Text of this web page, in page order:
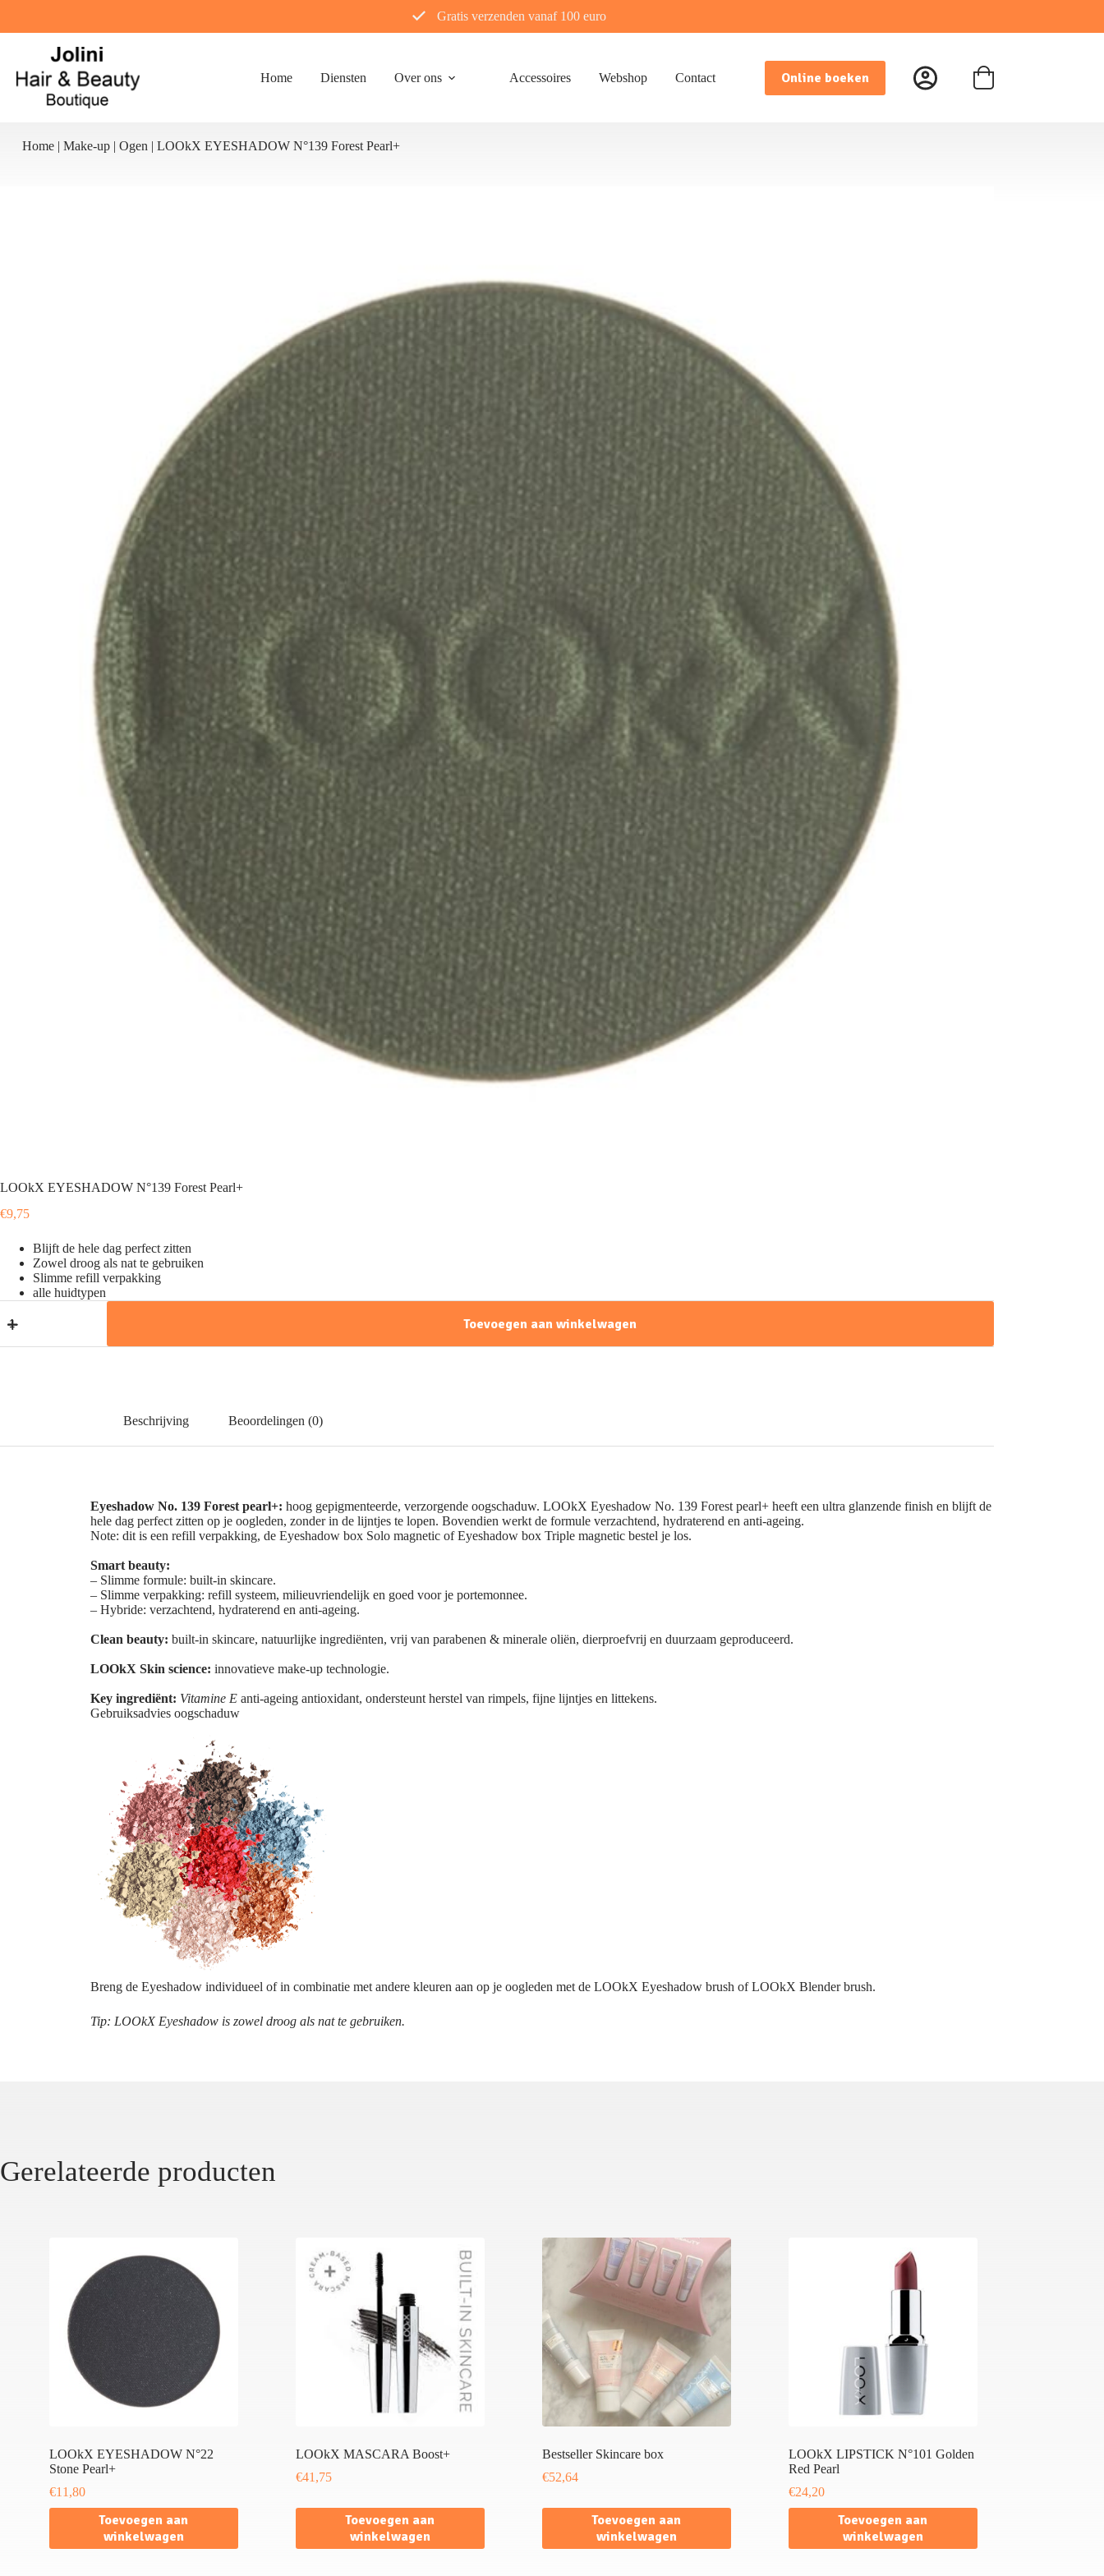
de
Gratis verzenden vanaf 100 euro
Home Diensten Over ons Accessoires Webshop Contact Online boeken Winkelwagen
Home | Make-up | Ogen | LOOkX EYESHADOW N°139 Forest Pearl+
LOOkX EYESHADOW N°139 Forest Pearl+
€9,75
Blijft de hele dag perfect zitten
Zowel droog als nat te gebruiken
Slimme refill verpakking
alle huidtypen
EYESHADOW
Forest
Toevoegen aan winkelwagen
Beschrijving Beoordelingen (0)
Eyeshadow No. 139 Forest pearl+: hoog gepigmenteerde, verzorgende oogschaduw. LOOkX Eyeshadow No. 139 Forest pearl+ heeft een ultra glanzende finish en blijft de
hele dag perfect zitten op je oogleden, zonder in de lijntjes te lopen. Bovendien werkt de formule verzachtend, hydraterend en anti-ageing.
Note: dit is een refill verpakking, de Eyeshadow box Solo magnetic of Eyeshadow box Triple magnetic bestel je los.
Smart beauty:
– Slimme formule: built-in skincare.
– Slimme verpakking: refill systeem, milieuvriendelijk en goed voor je portemonnee.
– Hybride: verzachtend, hydraterend en anti-ageing.
Clean beauty: built-in skincare, natuurlijke ingrediënten, vrij van parabenen & minerale oliën, dierproefvrij en duurzaam geproduceerd.
LOOkX Skin science: innovatieve make-up technologie.
Key ingrediënt: Vitamine E anti-ageing antioxidant, ondersteunt herstel van rimpels, fijne lijntjes en littekens.
Gebruiksadvies oogschaduw
Breng de Eyeshadow individueel of in combinatie met andere kleuren aan op je oogleden met de LOOkX Eyeshadow brush of LOOkX Blender brush.
Tip: LOOkX Eyeshadow is zowel droog als nat te gebruiken.
Gerelateerde producten
LOOkX EYESHADOW N°22
Stone Pearl+
€11,80
Toevoegen aan
winkelwagen
LOOkX MASCARA Boost+
€41,75
Toevoegen aan
winkelwagen
Bestseller Skincare box
€52,64
Toevoegen aan
winkelwagen
LOOkX LIPSTICK N°101 Golden
Red Pearl
€24,20
Toevoegen aan
winkelwagen